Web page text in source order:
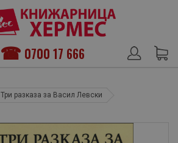
0700 17 666
Три разказа за Васил Левски